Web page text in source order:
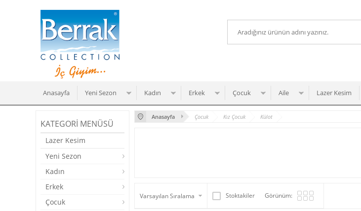
Anasayfa Yeni Sezon Kadın Erkek Çocuk Aile Lazer Kesim
KATEGORI MENÜSÜ
Lazer Kesim
Yeni Sezon
Kadın
Erkek
Çocuk
Anasayfa Çocuk Kız Çocuk Külot
Stoktakiler Görünüm: